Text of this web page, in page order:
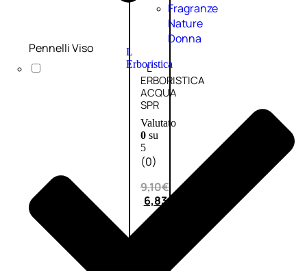
Fragranze
Nature
Donna
L
Erboristica
L’
ERBORISTICA
ACQUA
SPR
Valutato
0su
5
(0)
9,10€
6,83€
Pennelli Viso